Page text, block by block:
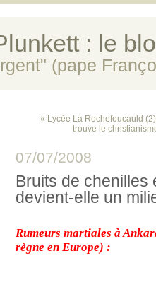
: le
(pape
« Lycée La Rochefoucauld
trouve le
07/07/2008
Bruits de chenilles
devient-elle un
Rumeurs martiales à
règne en Europe) :